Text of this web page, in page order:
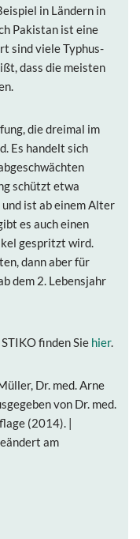
in Ländern in
Pakistan ist eine
sind viele Typhus-
dass die meisten
die dreimal im
Es handelt sich
schützt etwa
ist ab einem Alter
es auch einen
gespritzt wird.
dann aber für
dem 2. Lebensjahr
finden Sie hier.
Dr. med. Arne
von Dr. med.
(2014). |
am